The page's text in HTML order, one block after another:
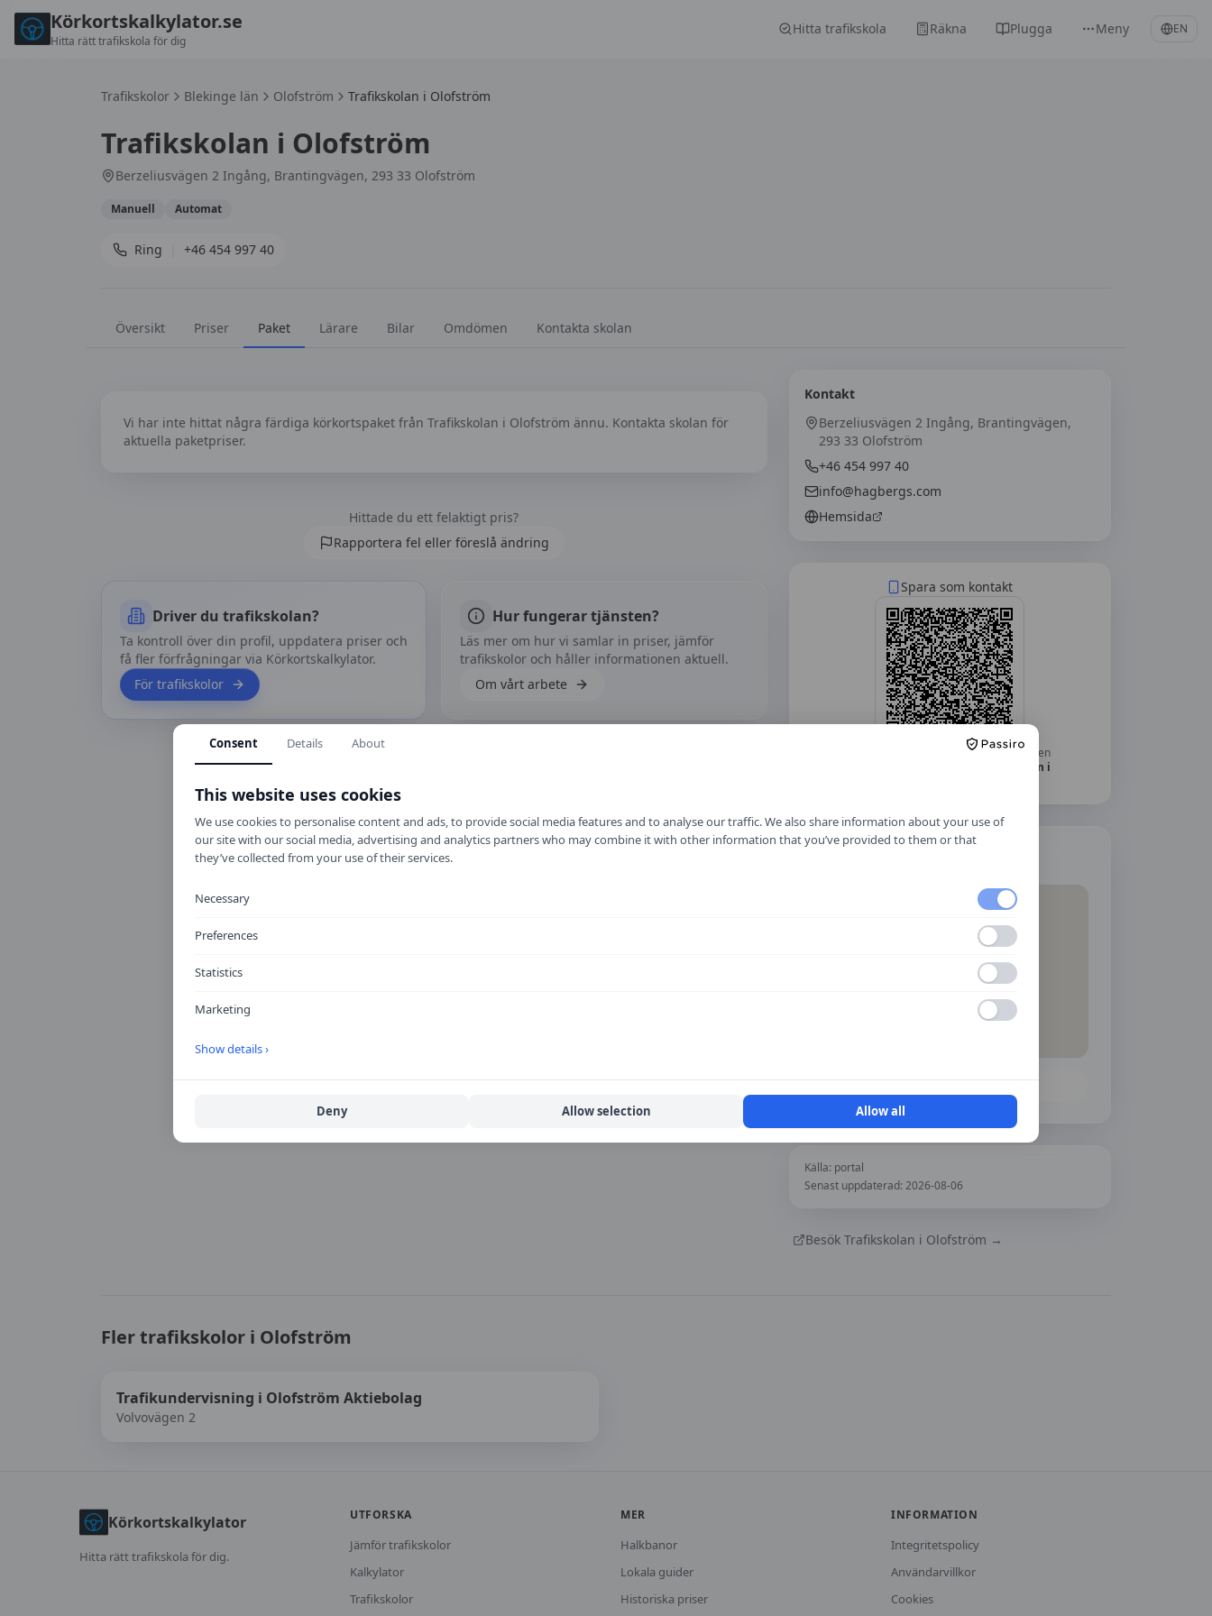
Körkortskalkylator.se
Hitta rätt trafikskola för dig
Hitta trafikskola Räkna Plugga Meny EN
Trafikskolor Blekinge län Olofström Trafikskolan i Olofström
Trafikskolan i Olofström
Berzeliusvägen 2 Ingång, Brantingvägen, 293 33 Olofström
Manuell Automat
Ring +46 454 997 40
Översikt Priser Paket Lärare Bilar Omdömen Kontakta skolan
Vi har inte hittat några färdiga körkortspaket från Trafikskolan i Olofström ännu. Kontakta skolan för
aktuella paketpriser.
Hittade du ett felaktigt pris?
Rapportera fel eller föreslå ändring
Driver du trafikskolan?
Ta kontroll över din profil, uppdatera priser och
få fler förfrågningar via Körkortskalkylator.
För trafikskolor
Hur fungerar tjänsten?
Läs mer om hur vi samlar in priser, jämför
trafikskolor och håller informationen aktuell.
Om vårt arbete
Kontakt
Berzeliusvägen 2 Ingång, Brantingvägen,
293 33 Olofström
+46 454 997 40
info@hagbergs.com
Hemsida
Spara som kontakt
Skanna med mobilkameran — telefonen
Trafikskolan i
Öppna i Google Maps
Källa: portal
Senast uppdaterad: 2026-08-06
Besök Trafikskolan i Olofström →
Fler trafikskolor i Olofström
Trafikundervisning i Olofström Aktiebolag
Volvovägen 2
Körkortskalkylator
Hitta rätt trafikskola för dig.
UTFORSKA
Jämför trafikskolor
Kalkylator
Trafikskolor
MER
Halkbanor
Lokala guider
Historiska priser
INFORMATION
Integritetspolicy
Användarvillkor
Cookies
Consent Details About
This website uses cookies
We use cookies to personalise content and ads, to provide social media features and to analyse our traffic. We also share information about your use of
our site with our social media, advertising and analytics partners who may combine it with other information that you’ve provided to them or that
they’ve collected from your use of their services.
Necessary
Preferences
Statistics
Marketing
Show details ›
Deny Allow selection Allow all